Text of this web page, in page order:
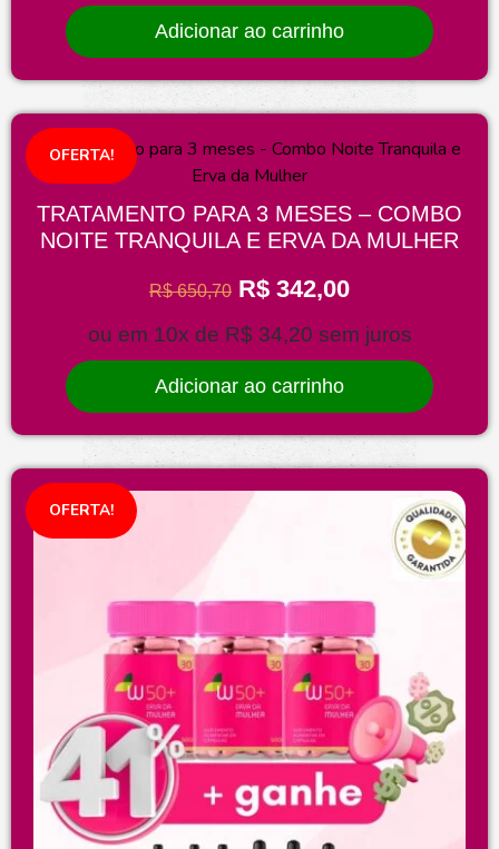
Adicionar ao carrinho
OFERTA!
TRATAMENTO PARA 3 MESES – COMBO
NOITE TRANQUILA E ERVA DA MULHER
R$650,70 R$ 342,00
ou em 10x de R$34,20 sem juros
Adicionar ao carrinho
OFERTA!